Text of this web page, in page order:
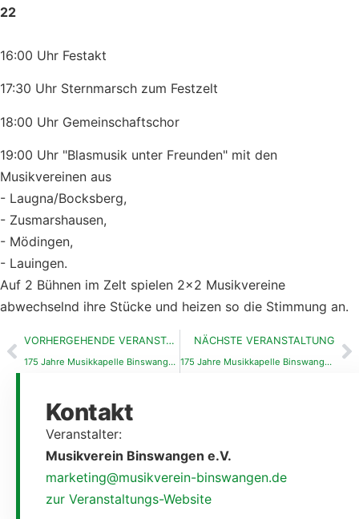
22
16:00 Uhr Festakt
17:30 Uhr Sternmarsch zum Festzelt
18:00 Uhr Gemeinschaftschor
19:00 Uhr "Blasmusik unter Freunden" mit den
Musikvereinen aus
- Laugna/Bocksberg,
- Zusmarshausen,
- Mödingen,
- Lauingen.
Auf 2 Bühnen im Zelt spielen 2x2 Musikvereine
abwechselnd ihre Stücke und heizen so die Stimmung an.
VORHERGEHENDE VERANSTALTUNG
175 Jahre Musikkapelle Binswangen – Blasmusik der Spitzeklasse
NÄCHSTE VERANSTALTUNG
175 Jahre Musikkapelle Binswangen – Festsonntag
Kontakt
Veranstalter:
Musikverein Binswangen e.V.
marketing@musikverein-binswangen.de
zur Veranstaltungs-Website